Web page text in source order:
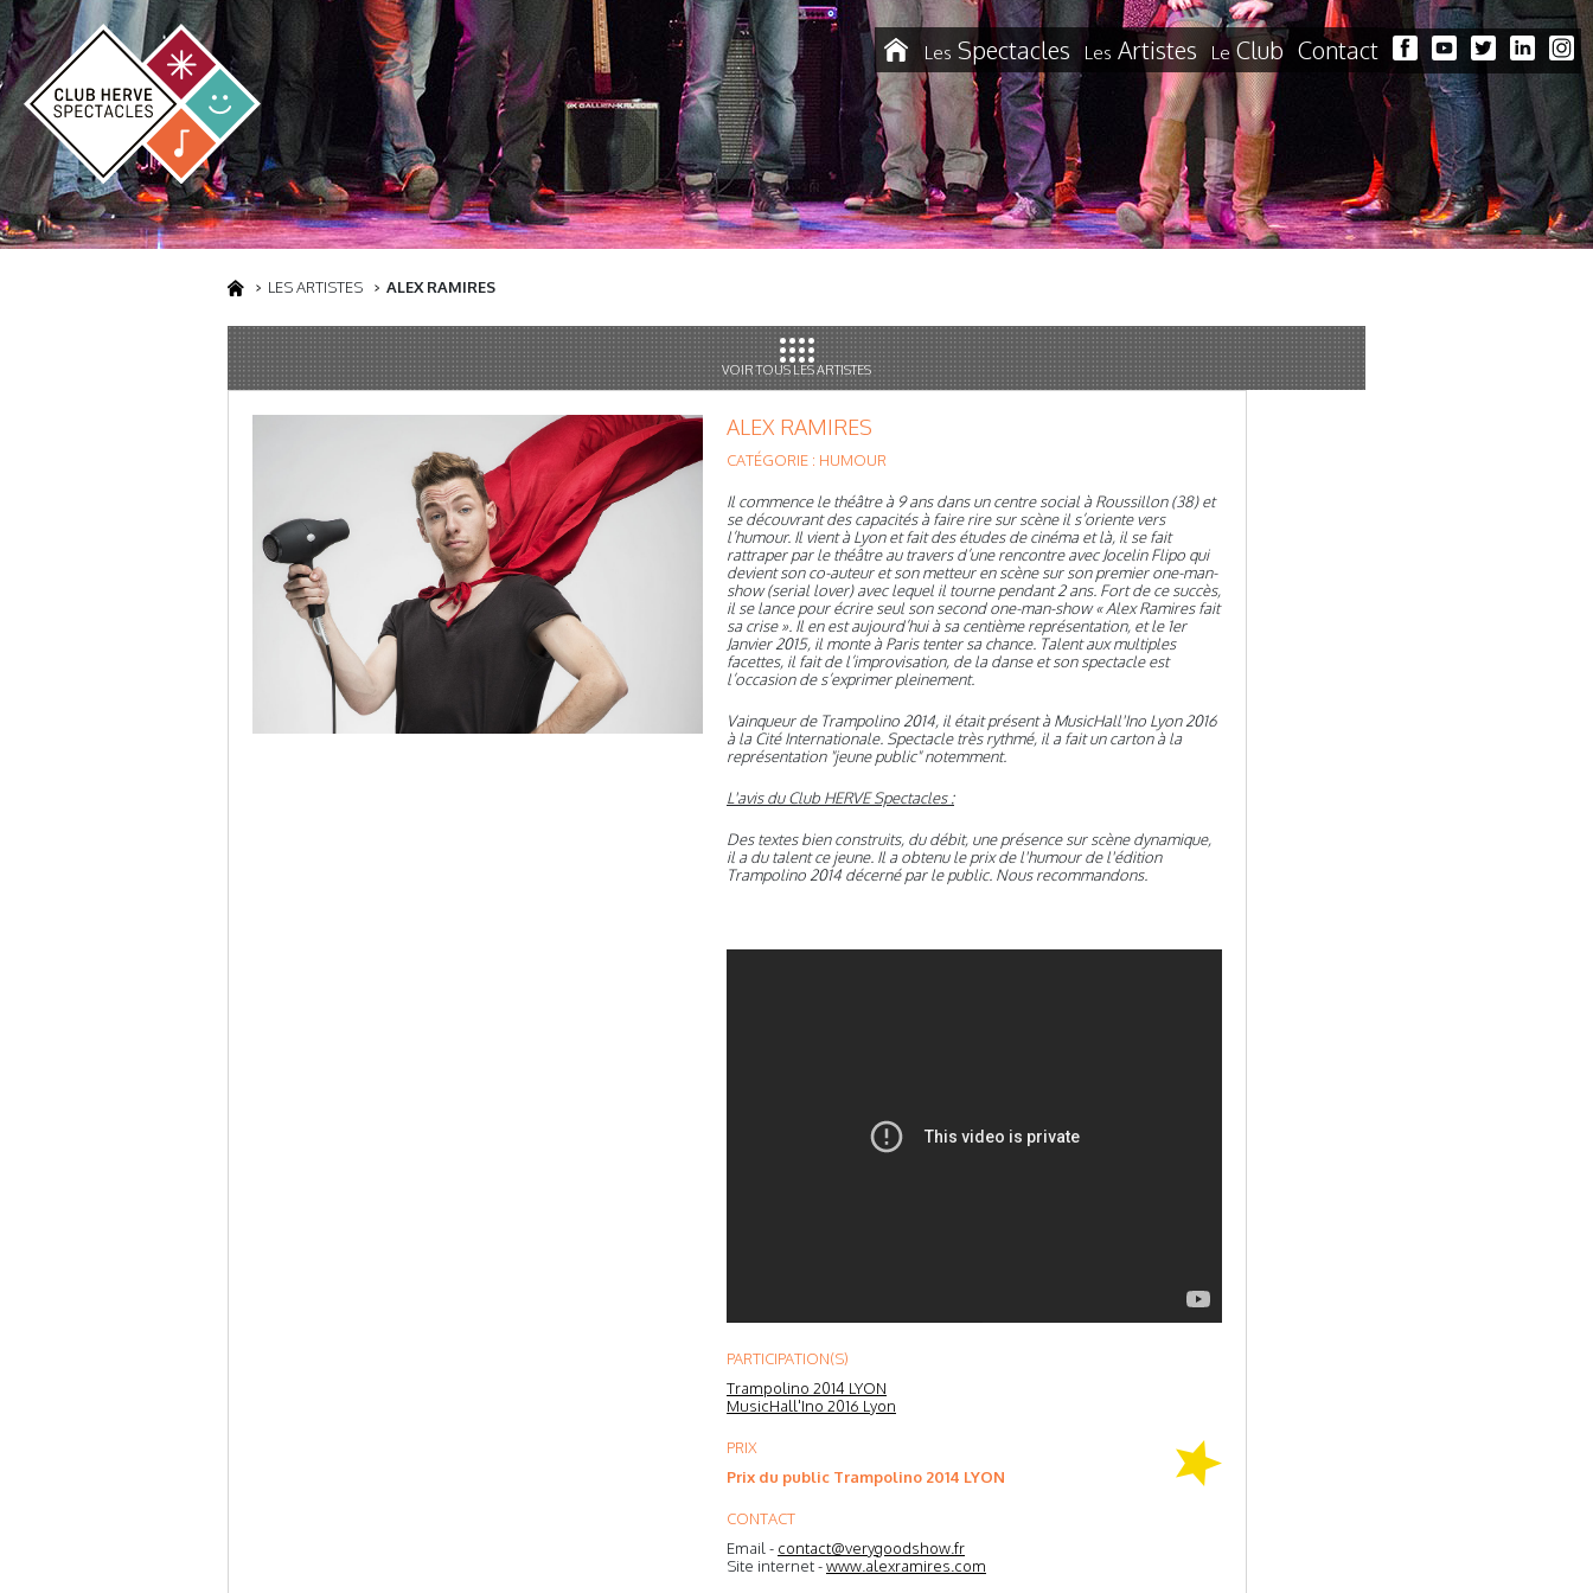
Les Spectacles Les Artistes LeClub Contact
LES ARTISTES ALEX RAMIRES
VOIR TOUS LES ARTISTES
ALEX RAMIRES
CATÉGORIE : HUMOUR
Il commence le théâtre à 9 ans dans un centre social à Roussillon (38) et
se découvrant des capacités à faire rire sur scène il s’oriente vers
l’humour. Il vient à Lyon et fait des études de cinéma et là, il se fait
rattraper par le théâtre au travers d’une rencontre avec Jocelin Flipo qui
devient son co-auteur et son metteur en scène sur son premier one-man-
show (serial lover) avec lequel il tourne pendant 2 ans. Fort de ce succès,
il se lance pour écrire seul son second one-man-show « Alex Ramires fait
sa crise ». Il en est aujourd’hui à sa centième représentation, et le 1er
Janvier 2015, il monte à Paris tenter sa chance. Talent aux multiples
facettes, il fait de l’improvisation, de la danse et son spectacle est
l’occasion de s’exprimer pleinement.
Vainqueur de Trampolino 2014, il était présent à MusicHall'Ino Lyon 2016
à la Cité Internationale. Spectacle très rythmé, il a fait un carton à la
représentation "jeune public" notemment.
L'avis du Club HERVE Spectacles :
Des textes bien construits, du débit, une présence sur scène dynamique,
il a du talent ce jeune. Il a obtenu le prix de l'humour de l'édition
Trampolino 2014 décerné par le public. Nous recommandons.
PARTICIPATION(S)
Trampolino 2014 LYON
MusicHall'Ino 2016 Lyon
PRIX
Prix du public Trampolino 2014 LYON
CONTACT
Email - contact@verygoodshow.fr
Site internet -www.alexramires.com